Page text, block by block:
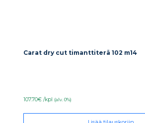
Carat dry cut timanttiterä 102 m14
107.70€ /kpl (alv. 0%)